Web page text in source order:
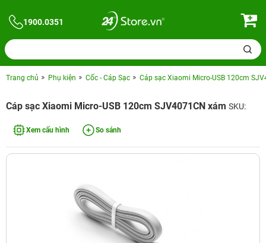
1900.0351
Trang chủ Phụ kiện Cốc - Cáp Sạc Cáp sạc Xiaomi Micro-USB 120cm
Cáp sạc Xiaomi Micro-USB 120cm SJV4071CN xám SKU:
Xem cấu hình So sánh